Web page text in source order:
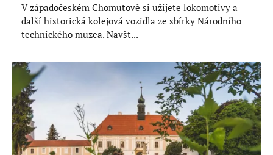
V západočeském Chomutově si užijete lokomotivy a
další historická kolejová vozidla ze sbírky Národního
technického muzea. Navšt...